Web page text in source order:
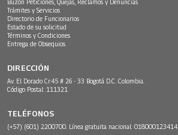
Buzón Peticiones, Quejas, Reclamos y Denuncias
Trámites y Servicios
Directorio de Funcionarios
Estado de su solicitud
Términos y Condiciones
Entrega de Obsequios
DIRECCIÓN
Av. El Dorado Cr.45 # 26 - 33 Bogotá D.C. Colombia.
Código Postal: 111321
TELÉFONOS
(+57) (601) 2200700. Línea gratuita nacional: 018000123414